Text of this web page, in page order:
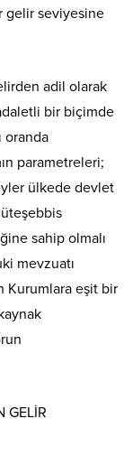
gelir seviyesine
adil olarak
adaletli bir biçimde
oranda
parametreleri;
ülkede devlet
sahip olmalı
mevzuatı
Kurumlara eşit bir
GELİR